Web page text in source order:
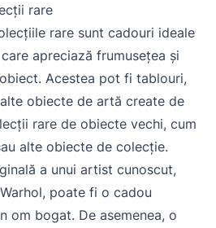
rare
rare sunt cadouri ideale
apreciază frumusețea și
Acestea pot fi tablouri,
obiecte de artă create de
rare de obiecte vechi, cum
alte obiecte de colecție.
a unui artist cunoscut,
poate fi o cadou
om bogat. De asemenea, o